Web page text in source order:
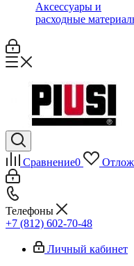
Аксессуары и
расходные
Сравнение0
Телефоны
+7 (812) 602-70-48
Личный кабинет